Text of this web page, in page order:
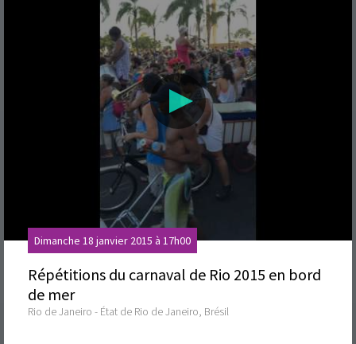
Dimanche 18 janvier 2015 à 17h00
Répétitions du carnaval de Rio 2015 en bord
de mer
Rio de Janeiro - État de Rio de Janeiro, Brésil